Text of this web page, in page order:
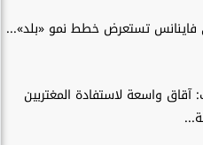
تستعرض خطط نمو «بلد»...
واسعة لاستفادة المغتربين